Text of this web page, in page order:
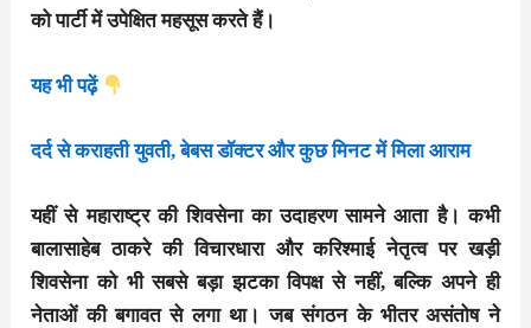
को पार्टी में उपेक्षित महसूस करते हैं।
यह भी पढ़ें
दर्द से कराहती युवती, बेबस डॉक्टर और कुछ मिनट में मिला आराम
यहीं से महाराष्ट्र की शिवसेना का उदाहरण सामने आता है। कभी
बालासाहेब ठाकरे की विचारधारा और करिश्माई नेतृत्व पर खड़ी
शिवसेना को भी सबसे बड़ा झटका विपक्ष से नहीं, बल्कि अपने ही
नेताओं की बगावत से लगा था। जब संगठन के भीतर असंतोष ने